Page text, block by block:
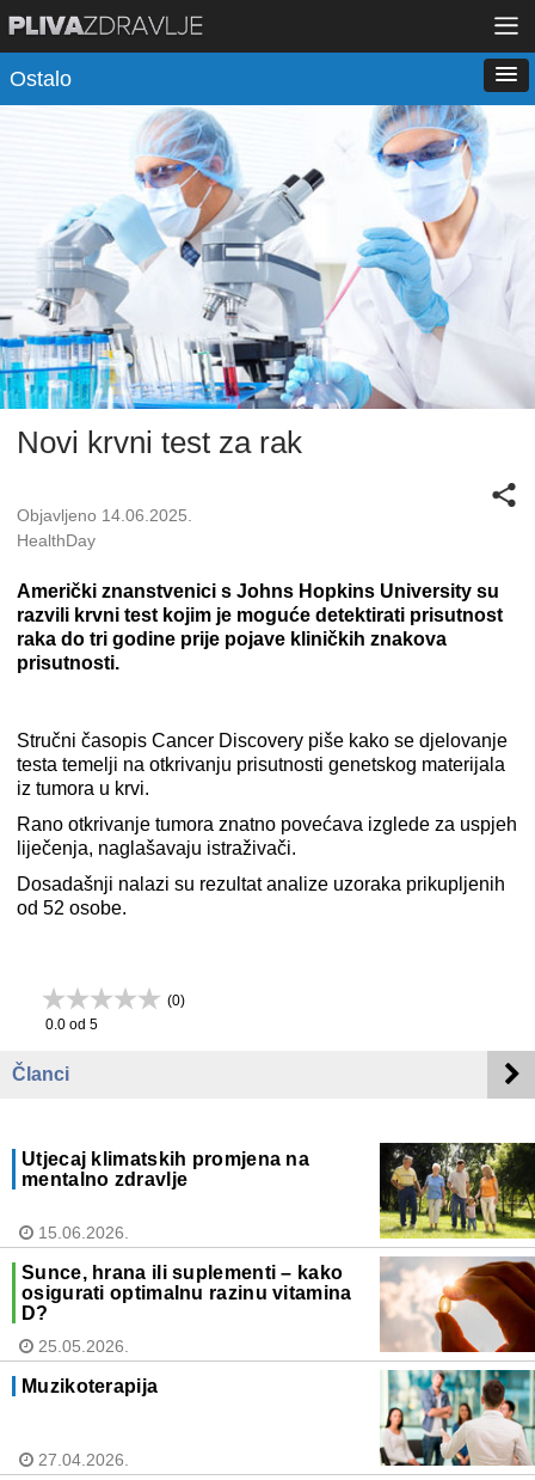
Ostalo
Novi krvni test za rak
Objavljeno 14.06.2025.
HealthDay
Američki znanstvenici s Johns Hopkins University su
razvili krvni test kojim je moguće detektirati prisutnost
raka do tri godine prije pojave kliničkih znakova
prisutnosti.
Stručni časopis Cancer Discovery piše kako se djelovanje
testa temelji na otkrivanju prisutnosti genetskog materijala
iz tumora u krvi.
Rano otkrivanje tumora znatno povećava izglede za uspjeh
liječenja, naglašavaju istraživači.
Dosadašnji nalazi su rezultat analize uzoraka prikupljenih
od 52 osobe.
(0)
0.0 od 5
Članci
Utjecaj klimatskih promjena na
mentalno zdravlje
15.06.2026.
Sunce, hrana ili suplementi – kako
osigurati optimalnu razinu vitamina
D?
25.05.2026.
Muzikoterapija
27.04.2026.